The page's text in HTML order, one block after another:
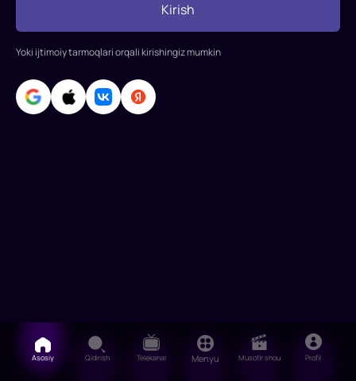
Ular
uchun
kurashish
deyarl
Kirish
Yoki ijtimoiy tarmoqlari orqali kirishingiz mumkin
Asosiy Qidirish Telekanal Menyu Musofir shou Profil